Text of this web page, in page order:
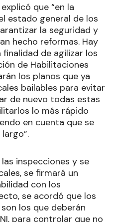
que “en la
estado general de los
la seguridad y
hecho reformas. Hay
de agilizar los
de Habilitaciones
los planos que ya
bailables para evitar
de nuevo todas estas
lo más rápido
en cuenta que se
inspecciones y se
se firmará un
con los
se acordó que los
los que deberán
para controlar que no